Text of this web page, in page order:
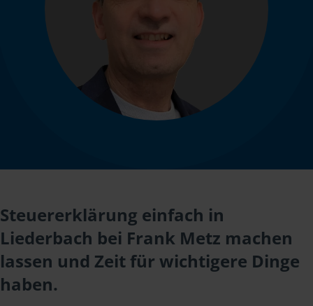
Steuererklärung einfach in
Liederbach bei Frank Metz machen
lassen und Zeit für wichtigere Dinge
haben.